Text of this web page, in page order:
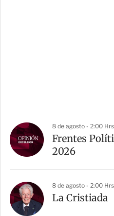
8 de agosto - 2:00 Hrs
Frentes
2026
8 de agosto - 2:00 Hrs
La Cristiada